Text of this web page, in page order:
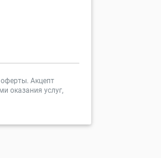
Акцепт
оказания услуг,